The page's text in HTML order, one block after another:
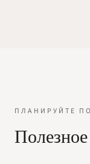
ПЛАНИРУЙТЕ